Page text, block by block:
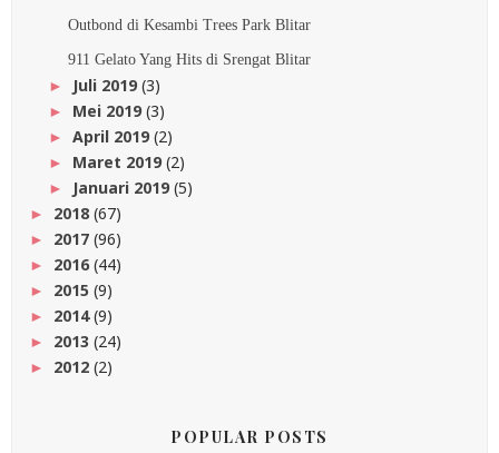
Outbond di Kesambi Trees Park Blitar
911 Gelato Yang Hits di Srengat Blitar
► Juli 2019(3)
► Mei 2019(3)
► April 2019(2)
► Maret 2019(2)
► Januari 2019(5)
► 2018 (67)
► 2017 (96)
► 2016(44)
► 2015 (9)
► 2014(9)
► 2013 (24)
► 2012 (2)
POPULAR POSTS